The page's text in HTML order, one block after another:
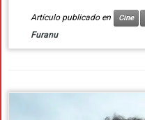
Artículo publicado en Cine
Furanu